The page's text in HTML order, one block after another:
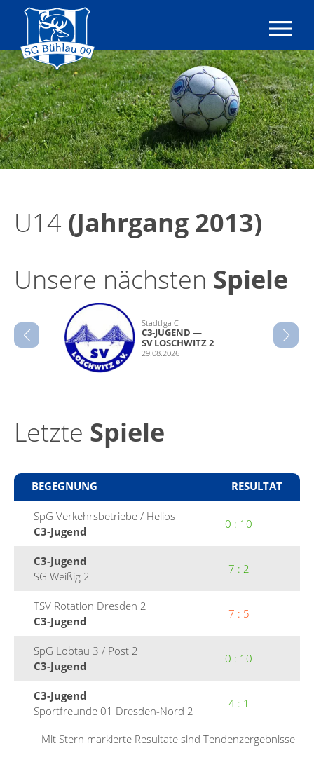
SG
Bühlau
09
e.V.
|
U14 (Jahrgang 2013)
Unsere nächsten Spiele
Stadtli­ga C
C3-JUGEND —
SV LOSCHWITZ 2
29.08.2026
Letzte Spiele
BEGEG­NUNG RESUL­TAT
SpG Verkehrs­be­triebe / Helios
C3-Jugend
0 : 10
C3-Jugend
SG Weißig 2
7 : 2
TSV Rota­tion Dres­den 2
C3-Jugend
7 : 5
SpG Löb­tau 3 / Post 2
C3-Jugend
0 : 10
C3-Jugend
Sport­fre­unde 01 Dres­den-Nord 2
4 : 1
Mit Stern markierte Resul­tate sind Tendenzergebnisse